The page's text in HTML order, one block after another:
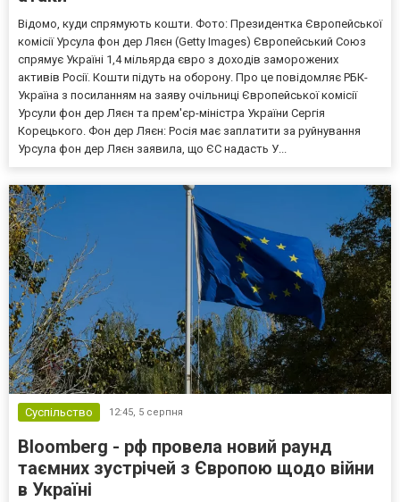
Відомо, куди спрямують кошти. Фото: Президентка Європейської
комісії Урсула фон дер Ляєн (Getty Images) Європейський Союз
спрямує Україні 1,4 мільярда євро з доходів заморожених
активів Росії. Кошти підуть на оборону. Про це повідомляє РБК-
Україна з посиланням на заяву очільниці Європейської комісії
Урсули фон дер Ляєн та прем'єр-міністра України Сергія
Корецького. Фон дер Ляєн: Росія має заплатити за руйнування
Урсула фон дер Ляєн заявила, що ЄС надасть У...
Суспільство 12:45, 5 серпня
Bloomberg - рф провела новий раунд
таємних зустрічей з Європою щодо війни
в Україні